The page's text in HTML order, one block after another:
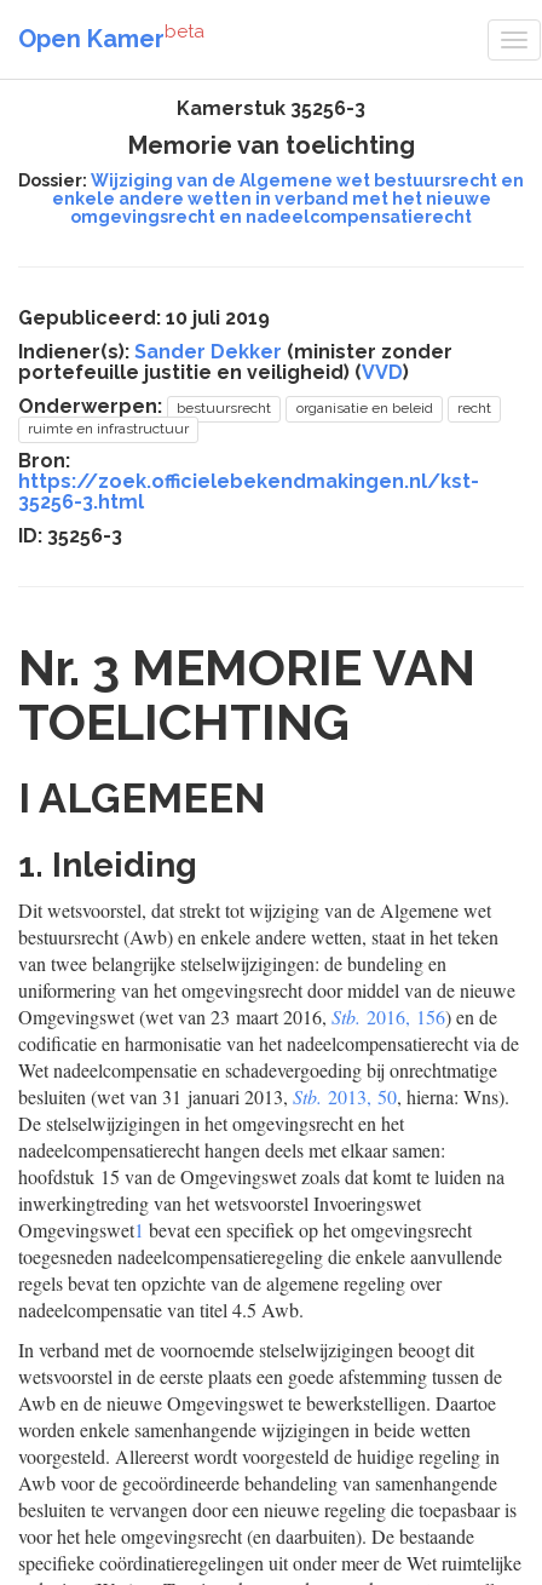
Open Kamerbeta
Kamerstuk 35256-3
Memorie van toelichting
Dossier: Wijziging van de Algemene wet bestuursrecht en
enkele andere wetten in verband met het nieuwe
omgevingsrecht en nadeelcompensatierecht
Gepubliceerd: 10 juli 2019
Indiener(s): Sander Dekker (minister zonder
portefeuille justitie en veiligheid) (VVD)
Onderwerpen:
bestuursrecht organisatie en beleid
recht
ruimte en infrastructuur
Bron:
https://zoek.officielebekendmakingen.nl/kst-
35256-3.html
ID: 35256-3
Nr. 3 MEMORIE VAN
TOELICHTING
I ALGEMEEN
1. Inleiding
Dit wetsvoorstel, dat strekt tot wijziging van de Algemene wet
bestuursrecht (Awb) en enkele andere wetten, staat in het teken
van twee belangrijke stelselwijzigingen: de bundeling en
uniformering van het omgevingsrecht door middel van de nieuwe
Omgevingswet (wet van 23 maart 2016, Stb. 2016, 156) en de
codificatie en harmonisatie van het nadeelcompensatierecht via de
Wet nadeelcompensatie en schadevergoeding bij onrechtmatige
besluiten (wet van 31 januari 2013, Stb. 2013, 50, hierna: Wns).
De stelselwijzigingen in het omgevingsrecht en het
nadeelcompensatierecht hangen deels met elkaar samen:
hoofdstuk 15 van de Omgevingswet zoals dat komt te luiden na
inwerkingtreding van het wetsvoorstel Invoeringswet
Omgevingswet1 bevat een specifiek op het omgevingsrecht
toegesneden nadeelcompensatieregeling die enkele aanvullende
regels bevat ten opzichte van de algemene regeling over
nadeelcompensatie van titel 4.5 Awb.
In verband met de voornoemde stelselwijzigingen beoogt dit
wetsvoorstel in de eerste plaats een goede afstemming tussen de
Awb en de nieuwe Omgevingswet te bewerkstelligen. Daartoe
worden enkele samenhangende wijzigingen in beide wetten
voorgesteld. Allereerst wordt voorgesteld de huidige regeling in
Awb voor de gecoördineerde behandeling van samenhangende
besluiten te vervangen door een nieuwe regeling die toepasbaar is
voor het hele omgevingsrecht (en daarbuiten). De bestaande
specifieke coördinatieregelingen uit onder meer de Wet ruimtelijke